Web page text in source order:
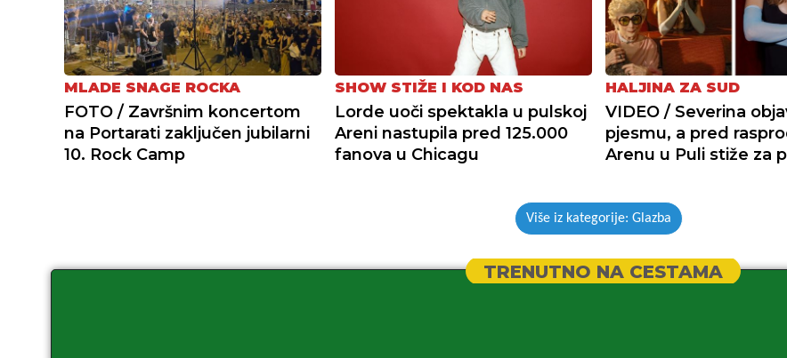
MLADE SNAGE ROCKA
FOTO / Završnim koncertom
na Portarati zaključen jubilarni
10. Rock Camp
SHOW STIŽE I KOD NAS
Lorde uoči spektakla u pulskoj
Areni nastupila pred 125.000
fanova u Chicagu
HALJINA ZA SUD
VIDEO / Severina
pjesmu, a pred
Arenu u Puli stiže za
Više iz kategorije: Glazba
TRENUTNO NA CESTAMA